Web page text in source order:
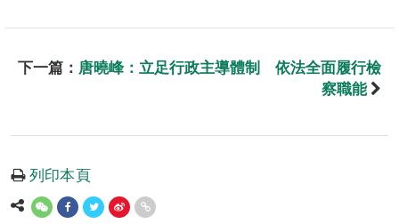
下一篇： 唐曉峰：立足行政主導體制 依法全面履行檢
察職能
列印本頁